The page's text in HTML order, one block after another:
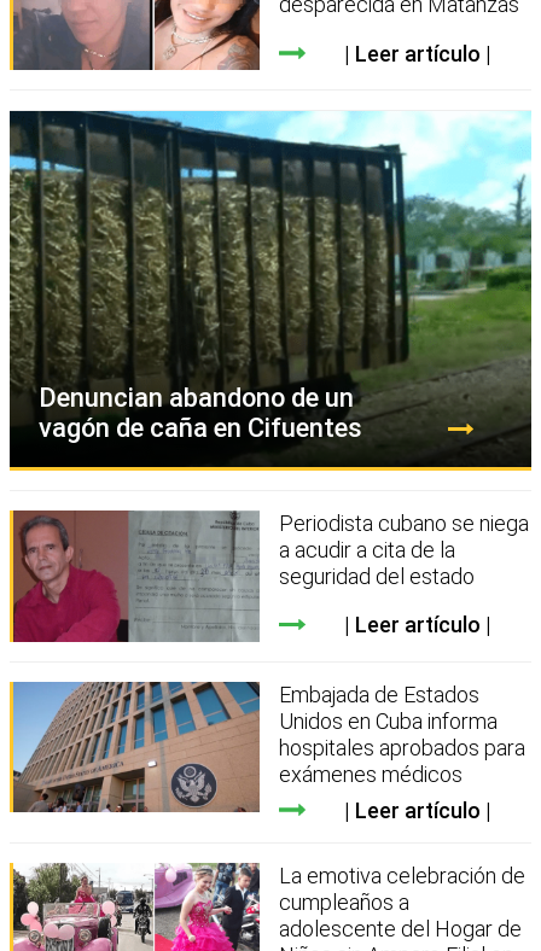
Leer artículo
Denuncian abandono de un
vagón de caña en Cifuentes
Periodista cubano se niega
a acudir a cita de la
seguridad del estado
Leer artículo
Embajada de Estados
Unidos en Cuba informa
hospitales aprobados para
exámenes médicos
Leer artículo
La emotiva celebración de
cumpleaños a
adolescente del Hogar de